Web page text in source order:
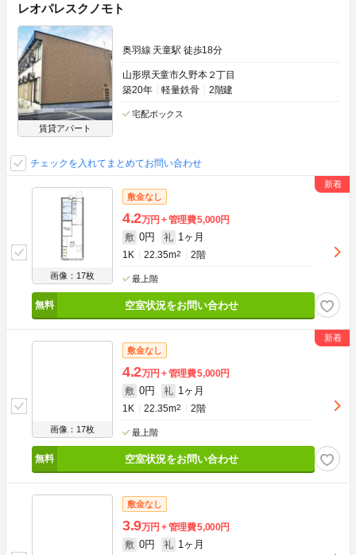
レオパレスクノモト
賃貸アパート
奥羽線 天童駅 徒歩18分
山形県天童市久野本２丁目
築20年
軽量鉄骨 2階建
宅配ボックス
チェックを入れてまとめてお問い合わせ
画像：17枚
敷金なし
4.2万円 管理費5,000円
敷 0円 礼 1ヶ月
1K 22.35m2 2階
最上階
空室状況をお問い合わせ
画像：17枚
敷金なし
4.2万円 管理費5,000円
敷 0円 礼 1ヶ月
1K 22.35m2 2階
最上階
空室状況をお問い合わせ
敷金なし
3.9万円 管理費5,000円
敷 0円 礼 1ヶ月